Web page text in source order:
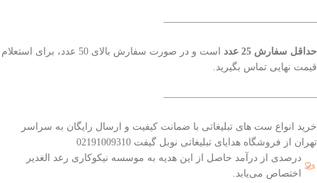
———————————————–
حداقل سفارش 25 عدد
است و در صورت سفارش بالای 50 عدد، برای استعلام
قیمت نهایی تماس بگیرید.
———————————————–
خرید انواع ست های تبلیغاتی با ضمانت کیفیت و ارسال رایگان به سراسر
تهران از فروشگاه هدایای تبلیغاتی نوبل گیفت 02191009310
درصدی از درآمد حاصل از این هدیه به موسسه نیکوکاری رعد الغدیر
اختصاص می‌یابد.